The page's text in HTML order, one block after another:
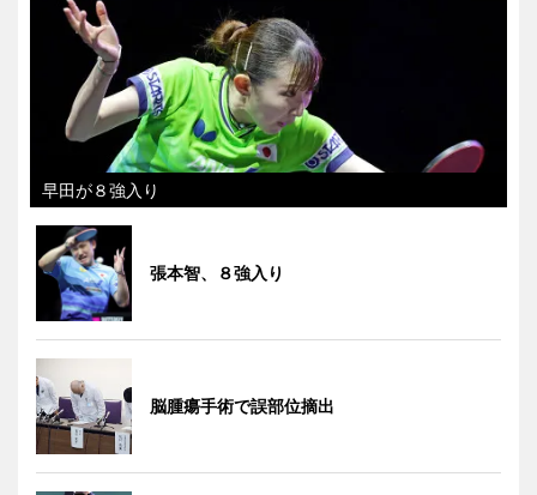
早田が８強入り
張本智、８強入り
脳腫瘍手術で誤部位摘出